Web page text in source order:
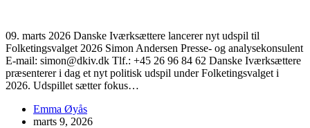
09. marts 2026 Danske Iværksættere lancerer nyt udspil til
Folketingsvalget 2026 Simon Andersen Presse- og analysekonsulent
E-mail: simon@dkiv.dk Tlf.: +45 26 96 84 62 Danske Iværksættere
præsenterer i dag et nyt politisk udspil under Folketingsvalget i
2026. Udspillet sætter fokus…
Emma Øyås
marts 9, 2026